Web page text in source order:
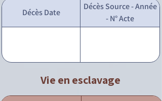
Décès Date
Décès Source - Année
- N° Acte
Vie en esclavage